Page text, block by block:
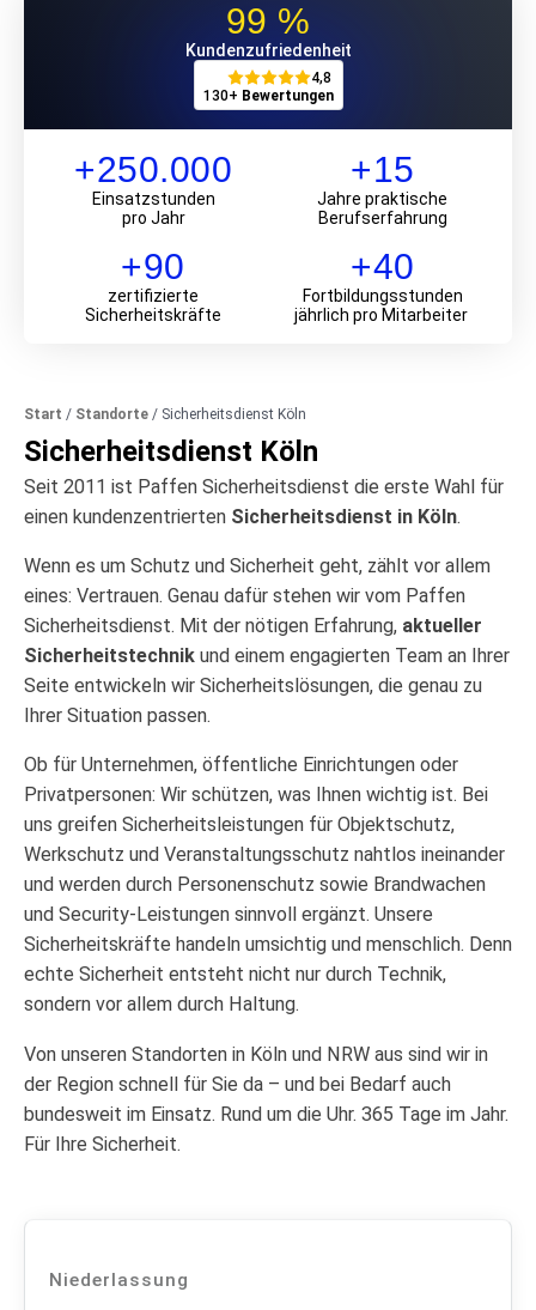
99 %
Kunden­zufriedenheit
4,8
130+ Bewertungen
+250.000
Einsatz­stunden
pro Jahr
+15
Jahre praktische
Berufs­erfahrung
+90
zertifizierte
Sicherheits­kräfte
+40
Fortbildungs­stunden
jährlich pro Mitarbeiter
Start / Standorte / Sicherheitsdienst Köln
Sicherheitsdienst Köln
Seit 2011 ist Paffen Sicherheitsdienst die erste Wahl für
einen kundenzentrierten Sicherheitsdienst in Köln.
Wenn es um Schutz und Sicherheit geht, zählt vor allem
eines: Vertrauen. Genau dafür stehen wir vom Paffen
Sicherheitsdienst. Mit der nötigen Erfahrung, aktueller
Sicherheitstechnik und einem engagierten Team an Ihrer
Seite entwickeln wir Sicherheitslösungen, die genau zu
Ihrer Situation passen.
Ob für Unternehmen, öffentliche Einrichtungen oder
Privatpersonen: Wir schützen, was Ihnen wichtig ist. Bei
uns greifen Sicherheitsleistungen für Objektschutz,
Werkschutz und Veranstaltungsschutz nahtlos ineinander
und werden durch Personenschutz sowie Brandwachen
und Security-Leistungen sinnvoll ergänzt. Unsere
Sicherheitskräfte handeln umsichtig und menschlich. Denn
echte Sicherheit entsteht nicht nur durch Technik,
sondern vor allem durch Haltung.
Von unseren Standorten in Köln und NRW aus sind wir in
der Region schnell für Sie da – und bei Bedarf auch
bundesweit im Einsatz. Rund um die Uhr. 365 Tage im Jahr.
Für Ihre Sicherheit.
Niederlassung